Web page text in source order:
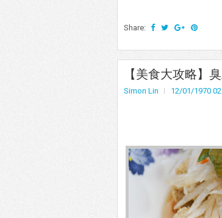
Share:
【美食大攻略】
Simon Lin 12/01/1970